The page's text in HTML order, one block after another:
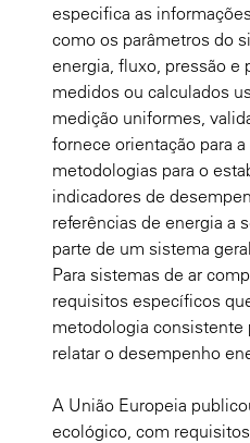
especifica as
como os parâmetros do
energia, fluxo, pressão e
medidos ou calculados
medição uniformes,
fornece orientação para
metodologias para o
indicadores de
referências de energia a
parte de um sistema
Para sistemas de ar
requisitos específicos
metodologia consistente
relatar o desempenho
A União Europeia
ecológico, com